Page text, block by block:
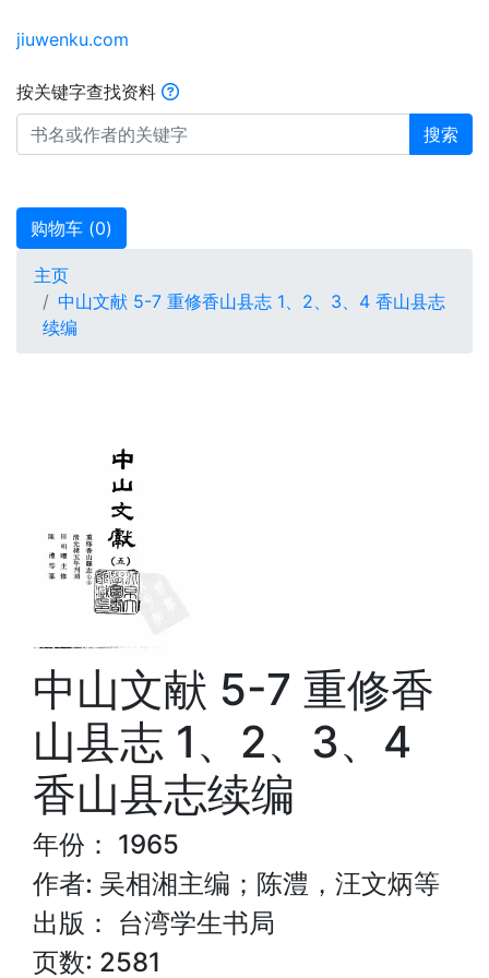
jiuwenku.com
按关键字查找资料
搜索
购物车 (0)
主页
中山文献 5-7 重修香山县志 1、2、3、4 香山县志
续编
中山文献 5-7 重修香
山县志 1、2、3、4
香山县志续编
年份： 1965
作者: 吴相湘主编；陈澧，汪文炳等
出版： 台湾学生书局
页数: 2581